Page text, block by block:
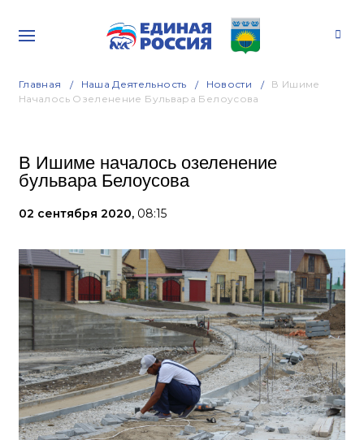
Главная Наша Деятельность Новости
В Ишиме
Началось Озеленение Бульвара Белоусова
В Ишиме началось озеленение
бульвара Белоусова
02 сентября 2020, 08:15